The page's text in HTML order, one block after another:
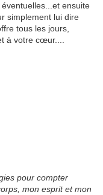
ensuite
simplement lui dire
tous les jours,
à votre cœur....
pour compter
mon esprit et mon